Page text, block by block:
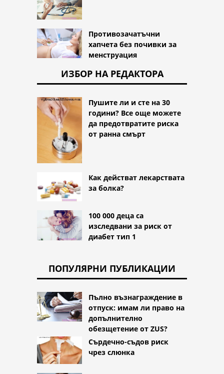
Противозачатъчни
хапчета без почивки за
менструация
ИЗБОР НА РЕДАКТОРА
Пушите ли и сте на 30
години? Все още можете
да предотвратите риска
от ранна смърт
Как действат лекарствата
за болка?
100 000 деца са
изследвани за риск от
диабет тип 1
ПОПУЛЯРНИ ПУБЛИКАЦИИ
Пълно възнаграждение в
отпуск: имам ли право на
допълнително
обезщетение от ZUS?
Сърдечно-съдов риск
чрез слюнка